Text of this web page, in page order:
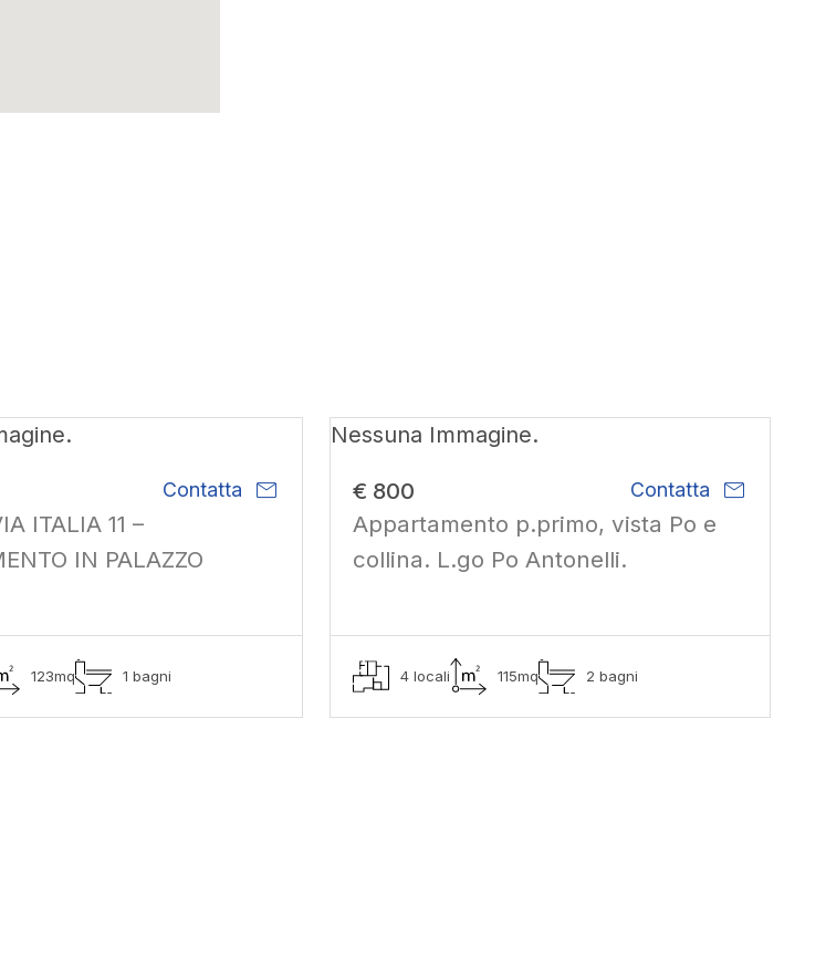
Contatta mail
ITALIA 11 –
IN PALAZZO
123mq 1 bagni
Nessuna Immagine.
€ 800 Contatta mail
Appartamento p.primo, vista Po e
collina. L.go Po Antonelli.
4 locali 115mq 2 bagni